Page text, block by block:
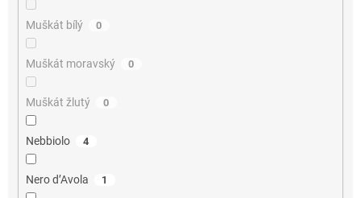
Muškát bílý 0
Muškát moravský 0
Muškát žlutý 0
Nebbiolo 4
Nero d’Avola 1